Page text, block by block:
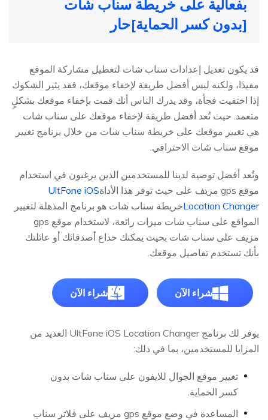
بفعالية على خريطة سناب شات
[بدون كسر الحماية]حار
قد يكون تعديل إعدادات سناب شات لتعطيل مشاركة الموقع
مفيدًا، ولكنه ليس أفضل طريقة لإخفاء موقعك، فقد يثير الشكوك
إذا اختفيت فجأة، وقد يدرك الناس أنك قمت بإخفاء موقعك بشكلٍ
متعمد. حيث تُعد أفضل طريقة لإخفاء موقعك على سناب شات
هي تغيير موقعك على خريطة سناب شات من خلال برنامج تغيير
موقع سناب شات الاحترافي.
وتُعد أفضل توصية لدينا للمستخدمين الذين يرغبون في استخدام
موقع gps مزيف على حيث توفر هذا الأداة
UltFone iOS
Location Changerخريطة سناب شات هو برنامج المذهلة لتغيير
المواقع على سناب شات ميزات رائعة، لاستخدام موقع gps
مزيف على سناب شات بحيث يمكنك خداع أصدقائك أو عائلتك
بأنك تستخدم تفاصيل موقعك.
شراء الآن شراء الآن
يوفر لك برنامج UltFone iOS Location Changer العديد من
المزايا للمستخدمين، بما في ذلك:
تغيير موقع الجوال للايفون على سناب شات بدون
كسر الحماية.
المساعدة في وضع موقع gps مزيف على فلاتر سناب